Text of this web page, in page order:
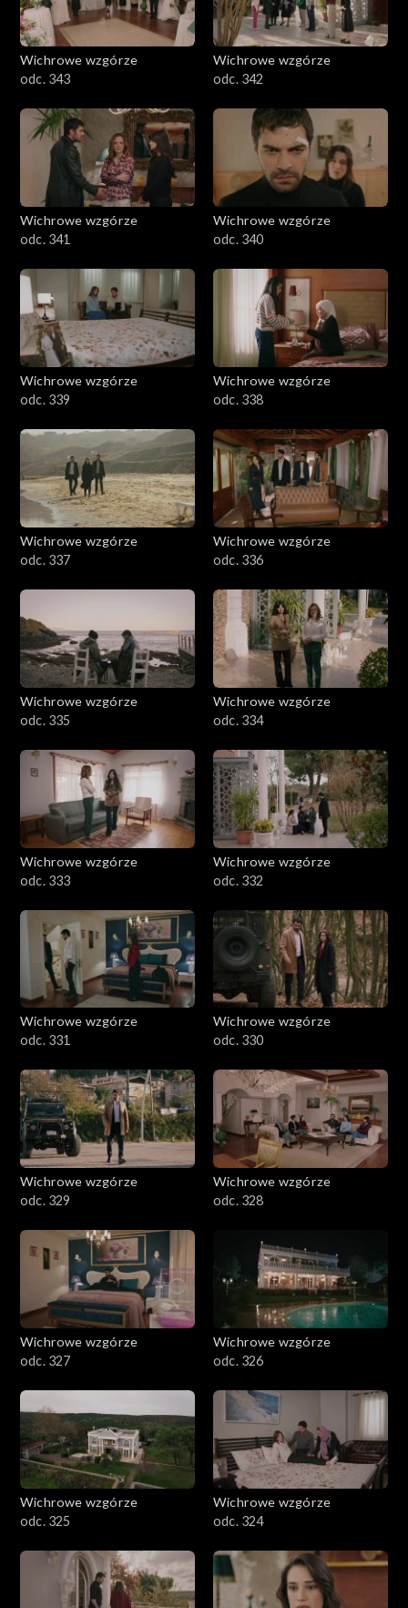
Wichrowe wzgórze
odc. 343
Wichrowe wzgórze
odc. 342
Wichrowe wzgórze
odc. 341
Wichrowe wzgórze
odc. 340
Wichrowe wzgórze
odc. 339
Wichrowe wzgórze
odc. 338
Wichrowe wzgórze
odc. 337
Wichrowe wzgórze
odc. 336
Wichrowe wzgórze
odc. 335
Wichrowe wzgórze
odc. 334
Wichrowe wzgórze
odc. 333
Wichrowe wzgórze
odc. 332
Wichrowe wzgórze
odc. 331
Wichrowe wzgórze
odc. 330
Wichrowe wzgórze
odc. 329
Wichrowe wzgórze
odc. 328
Wichrowe wzgórze
odc. 327
Wichrowe wzgórze
odc. 326
Wichrowe wzgórze
odc. 325
Wichrowe wzgórze
odc. 324